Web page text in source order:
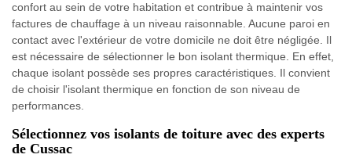
confort au sein de votre habitation et contribue à maintenir vos
factures de chauffage à un niveau raisonnable. Aucune paroi en
contact avec l'extérieur de votre domicile ne doit être négligée. Il
est nécessaire de sélectionner le bon isolant thermique. En effet,
chaque isolant possède ses propres caractéristiques. Il convient
de choisir l'isolant thermique en fonction de son niveau de
performances.
Sélectionnez vos isolants de toiture avec des experts
de Cussac